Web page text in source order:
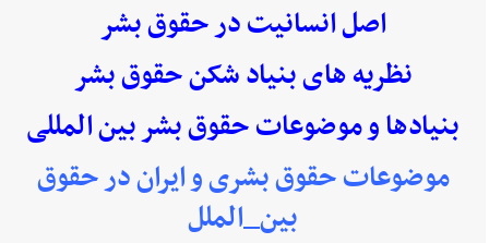
اصل انسانیت در حقوق بشر
نظریه های بنیاد شکن حقوق بشر
بنیادها و موضوعات حقوق بشر بین المللی
موضوعات حقوق بشری و ایران در حقوق
بین_الملل